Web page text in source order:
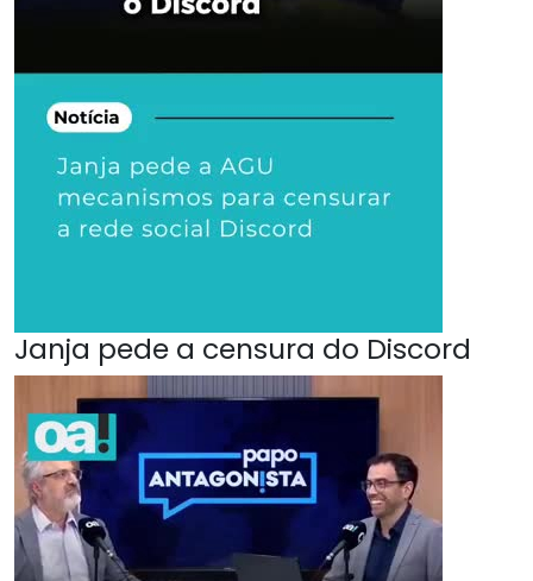
Janja pede a censura do Discord